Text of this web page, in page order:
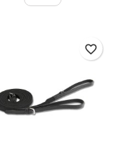
favorite_border